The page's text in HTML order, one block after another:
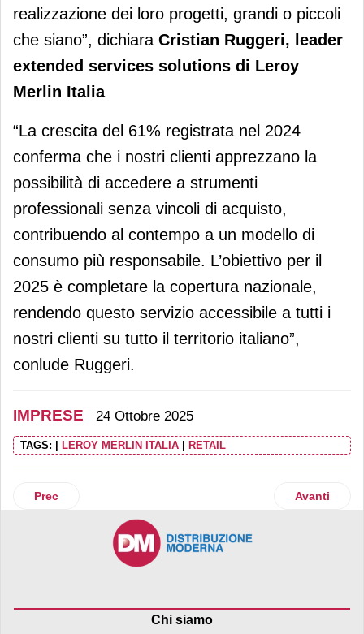
realizzazione dei loro progetti, grandi o piccoli
che siano”, dichiara Cristian Ruggeri, leader
extended services solutions di Leroy
Merlin Italia
“La crescita del 61% registrata nel 2024
conferma che i nostri clienti apprezzano la
possibilità di accedere a strumenti
professionali senza vincoli di acquisto,
contribuendo al contempo a un modello di
consumo più responsabile. L’obiettivo per il
2025 è completare la copertura nazionale,
rendendo questo servizio accessibile a tutti i
nostri clienti su tutto il territorio italiano”,
conlude Ruggeri.
IMPRESE 24 Ottobre 2025
TAGS: LEROY MERLIN ITALIA RETAIL
Articolo precedente: Gruppo Carrefour, vendite a 66,2
Prec Articolo
Avanti
Chi siamo